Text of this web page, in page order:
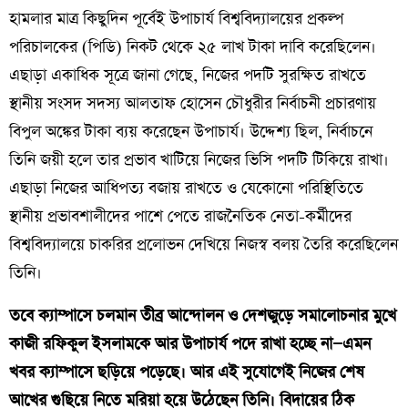
হামলার মাত্র কিছুদিন পূর্বেই উপাচার্য বিশ্ববিদ্যালয়ের প্রকল্প
পরিচালকের (পিডি) নিকট থেকে ২৫ লাখ টাকা দাবি করেছিলেন।
এছাড়া একাধিক সূত্রে জানা গেছে, নিজের পদটি সুরক্ষিত রাখতে
স্থানীয় সংসদ সদস্য আলতাফ হোসেন চৌধুরীর নির্বাচনী প্রচারণায়
বিপুল অঙ্কের টাকা ব্যয় করেছেন উপাচার্য। উদ্দেশ্য ছিল, নির্বাচনে
তিনি জয়ী হলে তার প্রভাব খাটিয়ে নিজের ভিসি পদটি টিকিয়ে রাখা।
এছাড়া নিজের আধিপত্য বজায় রাখতে ও যেকোনো পরিস্থিতিতে
স্থানীয় প্রভাবশালীদের পাশে পেতে রাজনৈতিক নেতা-কর্মীদের
বিশ্ববিদ্যালয়ে চাকরির প্রলোভন দেখিয়ে নিজস্ব বলয় তৈরি করেছিলেন
তিনি।
তবে ক্যাম্পাসে চলমান তীব্র আন্দোলন ও দেশজুড়ে সমালোচনার মুখে
কাজী রফিকুল ইসলামকে আর উপাচার্য পদে রাখা হচ্ছে না—এমন
খবর ক্যাম্পাসে ছড়িয়ে পড়েছে। আর এই সুযোগেই নিজের শেষ
আখের গুছিয়ে নিতে মরিয়া হয়ে উঠেছেন তিনি। বিদায়ের ঠিক